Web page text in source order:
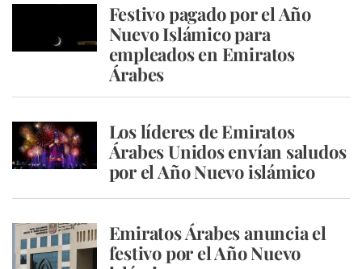
Festivo pagado por el Año
Nuevo Islámico para
empleados en Emiratos
Árabes
Los líderes de Emiratos
Árabes Unidos envían saludos
por el Año Nuevo islámico
Emiratos Árabes anuncia el
festivo por el Año Nuevo